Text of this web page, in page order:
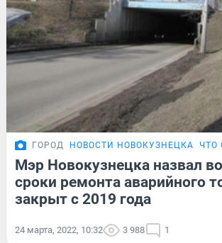
ГОРОД НОВОСТИ НОВОКУЗНЕЦКА ЧТО
Мэр Новокузнецка назвал
сроки ремонта аварийного
закрыт с 2019 года
24 марта, 2022, 10:32 3 988 1